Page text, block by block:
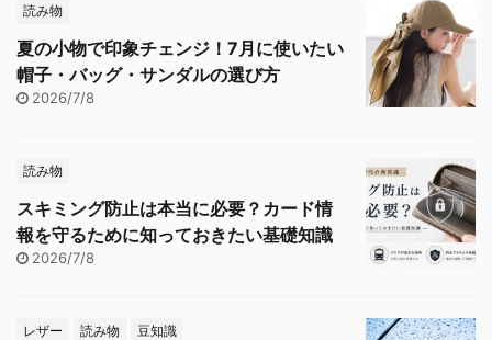
読み物
夏の小物で印象チェンジ！7月に使いたい
帽子・バッグ・サンダルの選び方
2026/7/8
読み物
スキミング防止は本当に必要？カード情
報を守るために知っておきたい基礎知識
2026/7/8
レザー 読み物 豆知識